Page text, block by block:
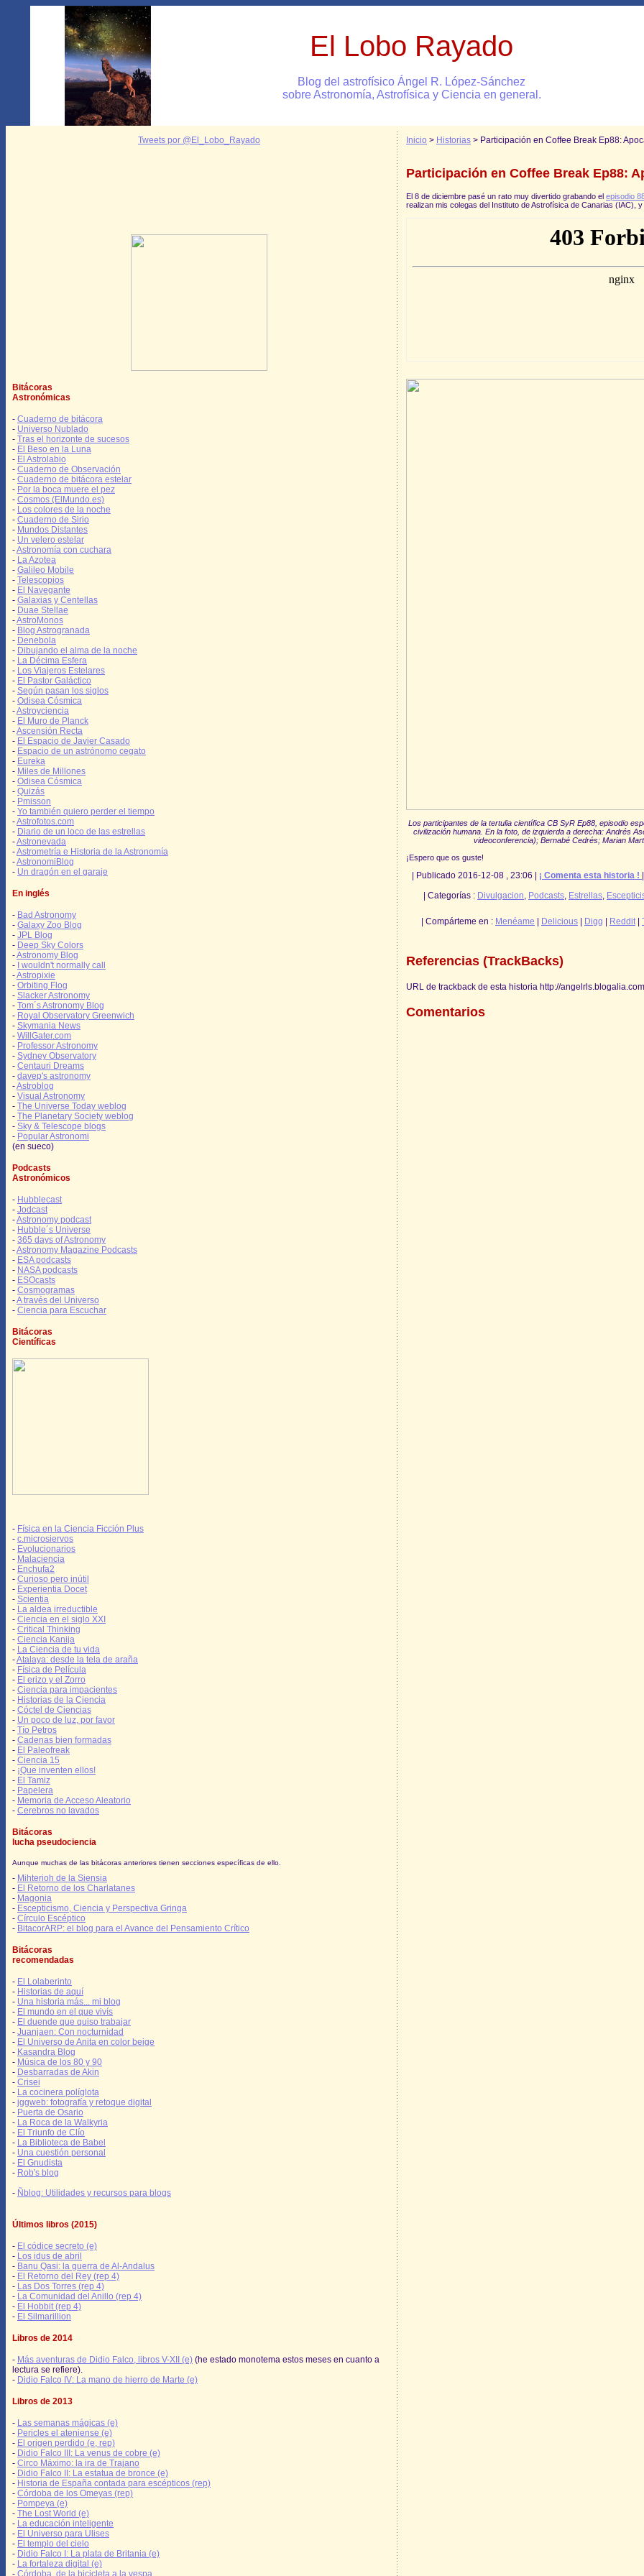
El Lobo Rayado
Blog del astrofísico Ángel R. López-Sánchez
sobre Astronomía, Astrofísica y Ciencia en general.
Tweets por @El_Lobo_Rayado
Bitácoras
Astronómicas
- Cuaderno de bitácora
- Universo Nublado
- Tras el horizonte de sucesos
- El Beso en la Luna
- El Astrolabio
- Cuaderno de Observación
- Cuaderno de bitácora estelar
- Por la boca muere el pez
- Cosmos (ElMundo.es)
- Los colores de la noche
- Cuaderno de Sirio
- Mundos Distantes
- Un velero estelar
-Astronomía con cuchara
- La Azotea
- Galileo Mobile
- Telescopios
- El Navegante
- Galaxias y Centellas
- Duae Stellae
-AstroMonos
- Blog Astrogranada
- Denebola
- Dibujando el alma de la noche
- La Décima Esfera
- Los Viajeros Estelares
- El Pastor Galáctico
- Según pasan los siglos
- Odisea Cósmica
-Astroyciencia
- El Muro de Planck
-Ascensión Recta
- El Espacio de Javier Casado
- Espacio de un astrónomo cegato
- Eureka
- Miles de Millones
- Odisea Cósmica
- Quizás
- Pmisson
- Yo también quiero perder el tiempo
-Astrofotos.com
- Diario de un loco de las estrellas
-Astronevada
-Astrometría e Historia de la Astronomía
-AstronomiBlog
- Un dragón en el garaje
En inglés
- Bad Astronomy
- Galaxy Zoo Blog
- JPL Blog
- Deep Sky Colors
-Astronomy Blog
- I wouldn't normally call
-Astropixie
- Orbiting Flog
- Slacker Astronomy
- Tom´s Astronomy Blog
- Royal Observatory Greenwich
- Skymania News
- WillGater.com
- Professor Astronomy
- Sydney Observatory
- Centauri Dreams
- davep's astronomy
-Astroblog
- Visual Astronomy
- The Universe Today weblog
- The Planetary Society weblog
- Sky & Telescope blogs
- Popular Astronomi
(en sueco)
Podcasts
Astronómicos
- Hubblecast
- Jodcast
-Astronomy podcast
- Hubble´s Universe
- 365 days of Astronomy
-Astronomy Magazine Podcasts
- ESA podcasts
- NASA podcasts
- ESOcasts
- Cosmogramas
-A través del Universo
- Ciencia para Escuchar
Bitácoras
Científicas
- Física en la Ciencia Ficción Plus
- c.microsiervos
- Evolucionarios
- Malaciencia
- Enchufa2
- Curioso pero inútil
- Experientia Docet
- Scientia
- La aldea irreductible
- Ciencia en el siglo XXI
- Critical Thinking
- Ciencia Kanija
- La Ciencia de tu vida
-Atalaya: desde la tela de araña
- Física de Película
- El erizo y el Zorro
- Ciencia para impacientes
- Historias de la Ciencia
- Cóctel de Ciencias
- Un poco de luz, por favor
- Tío Petros
- Cadenas bien formadas
- El Paleofreak
- Ciencia 15
- ¡Que inventen ellos!
- El Tamiz
- Papelera
- Memoria de Acceso Aleatorio
- Cerebros no lavados
Bitácoras
lucha pseudociencia
Aunque muchas de las bitácoras anteriores tienen secciones específicas de ello.
- Mihterioh de la Siensia
- El Retorno de los Charlatanes
- Magonia
- Escepticismo, Ciencia y Perspectiva Gringa
- Círculo Escéptico
- BitacorARP: el blog para el Avance del Pensamiento Crítico
Bitácoras
recomendadas
- El Lolaberinto
- Historias de aquí
- Una historia más... mi blog
- El mundo en el que vivís
- El duende que quiso trabajar
- Juanjaen: Con nocturnidad
- El Universo de Anita en color beige
- Kasandra Blog
- Música de los 80 y 90
- Desbarradas de Akin
- Crisei
- La cocinera políglota
- jggweb: fotografía y retoque digital
- Puerta de Osario
- La Roca de la Walkyria
- El Triunfo de Clío
- La Biblioteca de Babel
- Una cuestión personal
- El Gnudista
- Rob's blog
- Ñblog: Utilidades y recursos para blogs
Últimos libros (2015)
- El códice secreto (e)
- Los idus de abril
- Banu Qasi: la guerra de Al-Andalus
- El Retorno del Rey (rep 4)
- Las Dos Torres (rep 4)
- La Comunidad del Anillo (rep 4)
- El Hobbit (rep 4)
- El Silmarillion
Libros de 2014
- Más aventuras de Didio Falco, libros V-XII (e) (he estado monotema estos meses en cuanto a
lectura se refiere).
- Didio Falco IV: La mano de hierro de Marte (e)
Libros de 2013
- Las semanas mágicas (e)
- Pericles el ateniense (e)
- El origen perdido (e, rep)
- Didio Falco III: La venus de cobre (e)
- Circo Máximo: la ira de Trajano
- Didio Falco II: La estatua de bronce (e)
- Historia de España contada para escépticos (rep)
- Córdoba de los Omeyas (rep)
- Pompeya (e)
- The Lost World (e)
- La educación inteligente
- El Universo para Ulises
- El templo del cielo
- Didio Falco I: La plata de Britania (e)
- La fortaleza digital (e)
- Córdoba, de la bicicleta a la vespa
Inicio > Historias > Participación en Coffee Break Ep88:
Participación en Coffee Break Ep88:
El 8 de diciembre pasé un rato muy divertido grabando el episodio
realizan mis colegas del Instituto de Astrofísica de Canarias (IAC),
Los participantes de la tertulia científica CB SyR Ep88, episodio
civilización humana. En la foto, de izquierda a derecha: Andrés
videoconferencia); Bernabé Cedrés; Marian
¡Espero que os guste!
| Publicado 2016-12-08 , 23:06 | ¡ Comenta esta historia !
| Categorías : Divulgacion, Podcasts, Estrellas,
| Compárteme en : Menéame | Delicious | Digg | Reddit |
Referencias (TrackBacks)
URL de trackback de esta historia http://
Comentarios